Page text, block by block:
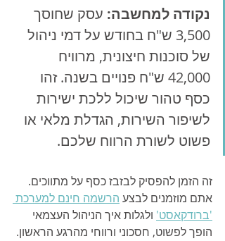
נקודה למחשבה: עסק שחוסך
3,500 ש"ח בחודש על דמי ניהול
של סוכנות חיצונית, מרוויח
42,000 ש"ח פנויים בשנה. זהו
כסף טהור שיכול ללכת ישירות
לשיפור השירות, הגדלת מלאי או
פשוט לשורת הרווח שלכם.
זה הזמן להפסיק לבזבז כסף על מתווכים.
אתם מוזמנים לבצע הרשמה חינם למערכת
'ברודקאסט' ולגלות איך הניהול העצמאי
הופך לפשוט, חסכוני ורווחי מהרגע הראשון.